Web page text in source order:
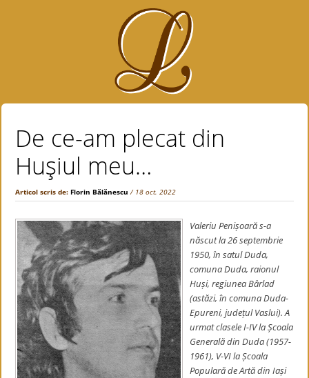
De ce-am plecat din
Huşiul meu…
Articol scris de:Florin Bălănescu / 18 oct. 2022
Valeriu Penișoară s-a
născut la 26 septembrie
1950, în satul Duda,
comuna Duda, raionul
Huși, regiunea Bârlad
(astăzi, în comuna Duda-
Epureni, județul Vaslui). A
urmat clasele I-IV la Școala
Generală din Duda (1957-
1961), V-VI la Școala
Populară de Artă din Iași